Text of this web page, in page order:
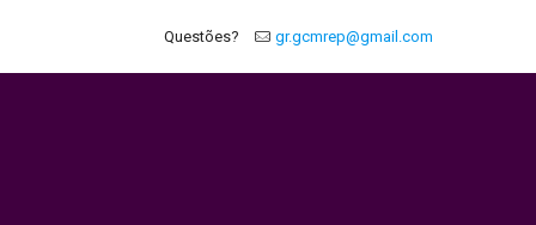
Questões? gr.gcmrep@gmail.com